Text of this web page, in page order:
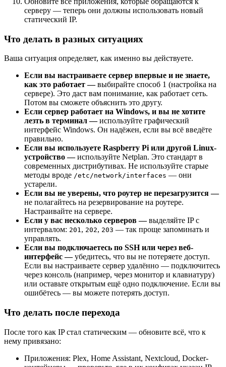
серверу — теперь они должны использовать новый
статический IP.
Что делать в разных ситуациях
Ваша ситуация определяет, как именно вы действуете.
Если вы настраиваете сервер впервые и не знаете,
как это работает —выбирайте способ 1 (настройка на
сервере). Это даст вам понимание, как работает сеть.
Потом вы сможете объяснить это другу.
Если сервер работает на Windows, и вы не хотите
лезть в терминал —используйте графический
интерфейс Windows. Он надёжен, если вы всё введёте
правильно.
Если вы используете Raspberry Pi или другой Linux-
устройство —используйте Netplan. Это стандарт в
современных дистрибутивах. Не используйте старые
методы вроде /etc/network/interfaces — они
устарели.
Если вы не уверены, что роутер не перезагрузится —
не полагайтесь на резервирование на роутере.
Настраивайте на сервере.
Если у вас несколько серверов —выделяйте IP с
интервалом: 201, 202, 203 — так проще запоминать и
управлять.
Если вы подключаетесь по SSH или через веб-
интерфейс —убедитесь, что вы не потеряете доступ.
Если вы настраиваете сервер удалённо — подключитесь
через консоль (например, через монитор и клавиатуру)
или оставьте открытым ещё одно подключение. Если вы
ошибётесь — вы можете потерять доступ.
Что делать после перехода
После того как IP стал статическим — обновите всё, что к
нему привязано:
Приложения: Plex, Home Assistant, Nextcloud, Docker-